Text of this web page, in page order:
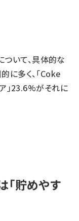
ついて、具体的な
に多く、「Coke
」23.6%がそれに
「貯めやす